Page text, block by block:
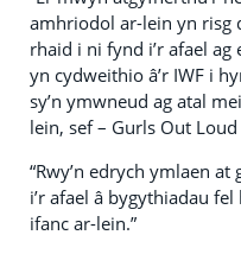
amhriodol ar-lein yn risg
rhaid i ni fynd i’r afael
yn cydweithio â’r IWF i
sy’n ymwneud ag atal
lein, sef – Gurls Out
“Rwy’n edrych ymlaen at
i’r afael â bygythiadau
ifanc ar-lein.”